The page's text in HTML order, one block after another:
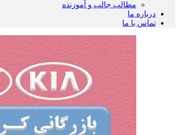
مطالب جالب و آموزنده
درباره ما
تماس با ما